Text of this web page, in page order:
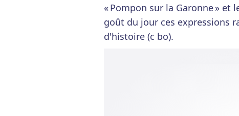
« Pompon sur la Garonne » et
goût du jour ces expressions
d'histoire (c bo).